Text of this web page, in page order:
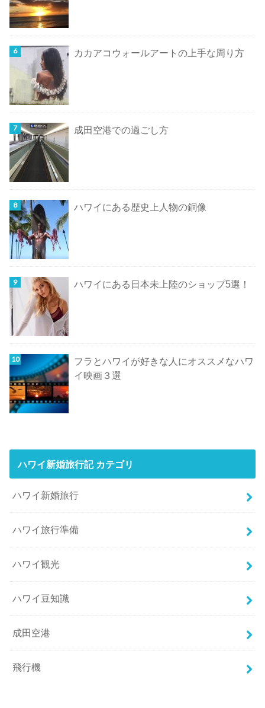
カカアコウォールアートの上手な周り方
成田空港での過ごし方
ハワイにある歴史上人物の銅像
ハワイにある日本未上陸のショップ5選！
フラとハワイが好きな人にオススメなハワ
イ映画３選
ハワイ新婚旅行記 カテゴリ
ハワイ新婚旅行
ハワイ旅行準備
ハワイ観光
ハワイ豆知識
成田空港
飛行機